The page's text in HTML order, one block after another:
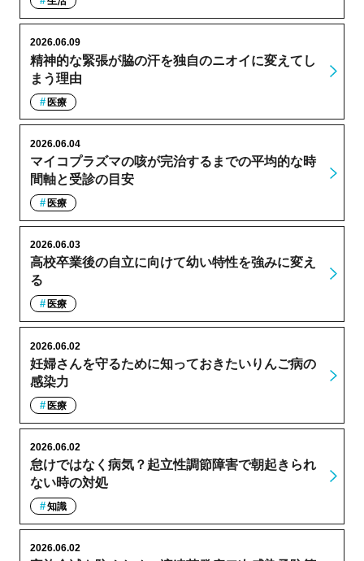
精神的な緊張が脇の汗を独自のニオイに変えてし
まう理由
2026.06.09
医療
マイコプラズマの咳が完治するまでの平均的な時
間軸と受診の目安
2026.06.04
医療
高校卒業後の自立に向けて幼い特性を強みに変え
る
2026.06.03
医療
妊婦さんを守るために知っておきたいりんご病の
感染力
2026.06.02
医療
怠けではなく病気？起立性調節障害で朝起きられ
ない時の対処
2026.06.02
知識
2026.06.02